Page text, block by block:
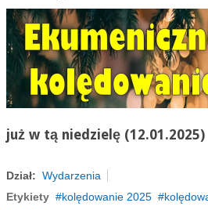
już w tą niedzielę (12.01.2025)
Dział: Wydarzenia
Etykiety
kolędowanie 2025